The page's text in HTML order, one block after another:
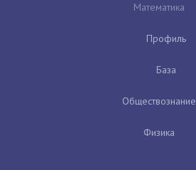
Математика
Профиль
База
Обществознание
Физика